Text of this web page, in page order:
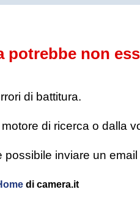
potrebbe non
di battitura.
di ricerca o dalla
inviare un
di camera.it